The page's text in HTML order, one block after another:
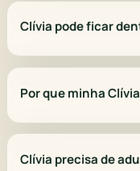
Clívia pode ficar
Por que minha
Clívia precisa de